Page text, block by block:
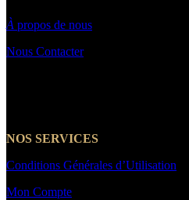
À propos de nous
Nous Contacter
NOS SERVICES
Conditions Générales d’Utilisation
Mon Compte